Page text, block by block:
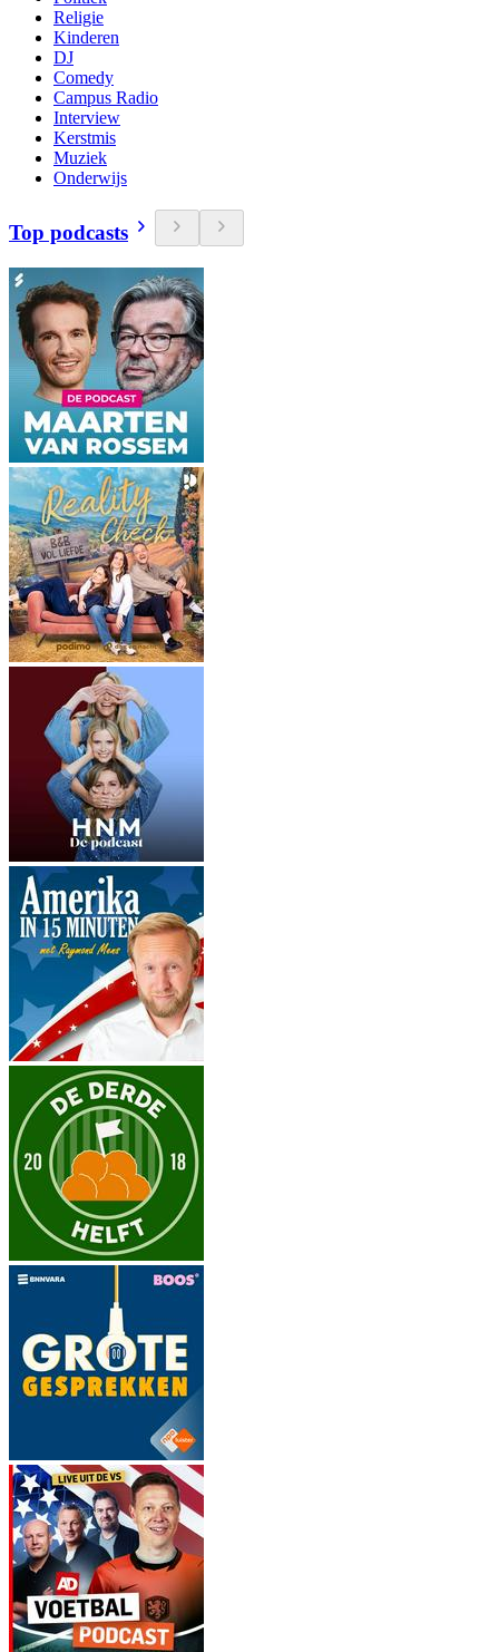
Religie
Kinderen
DJ
Comedy
Campus Radio
Interview
Kerstmis
Muziek
Onderwijs
Top podcasts